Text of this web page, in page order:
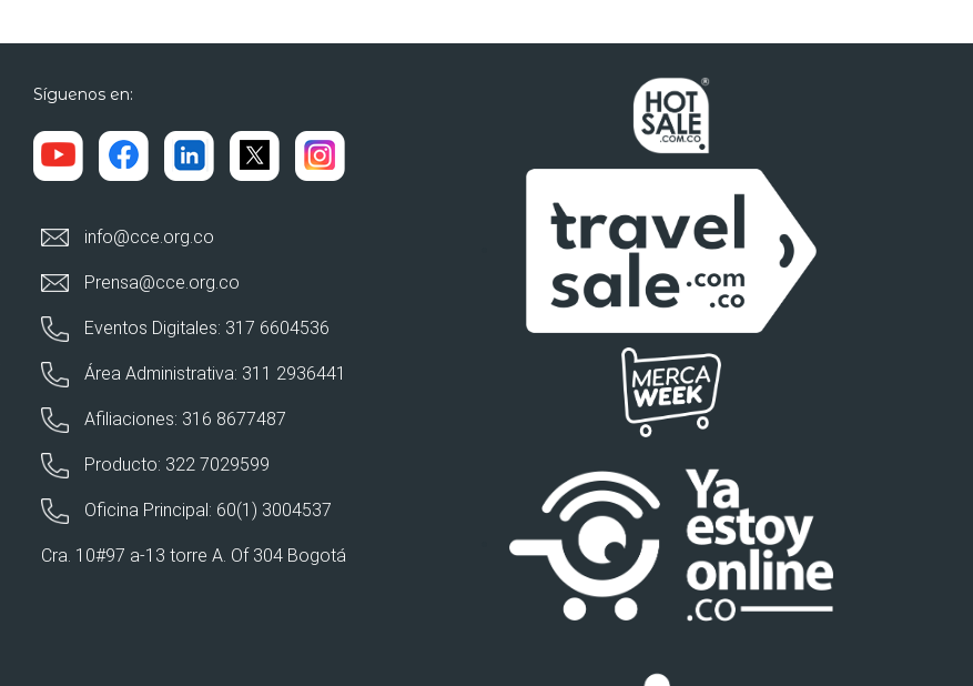
Síguenos en:
info@cce.org.co
Prensa@cce.org.co
Eventos Digitales: 317 6604536
Área Administrativa: 311 2936441
Afiliaciones: 316 8677487
Producto: 322 7029599
Oficina Principal: 60(1) 3004537
Cra. 10#97 a-13 torre A. Of 304 Bogotá